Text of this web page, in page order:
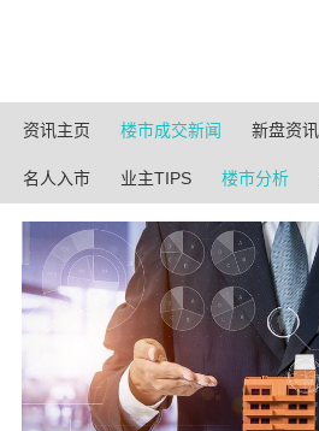
资讯主页 楼市成交新闻 新盘资讯
名人入市 业主TIPS 楼市分析